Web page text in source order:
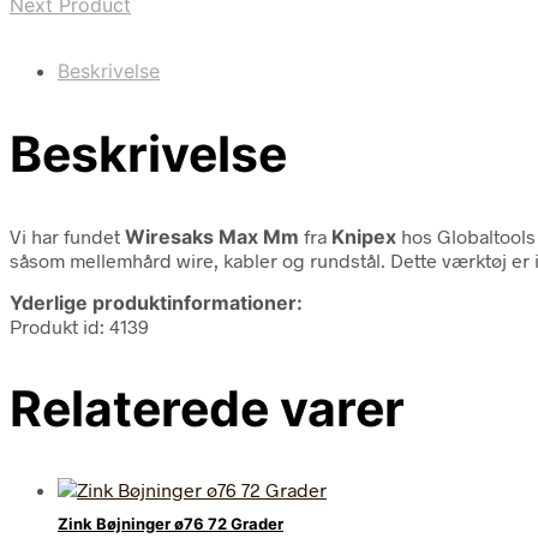
Beskrivelse
Beskrivelse
Vi har fundet Wiresaks Max Mm fra Knipex hos
såsom mellemhård wire, kabler og rundstål. Dette værktøj
Yderlige produktinformationer:
Produkt id: 4139
Relaterede varer
Zink Bøjninger ø76 72 Grader